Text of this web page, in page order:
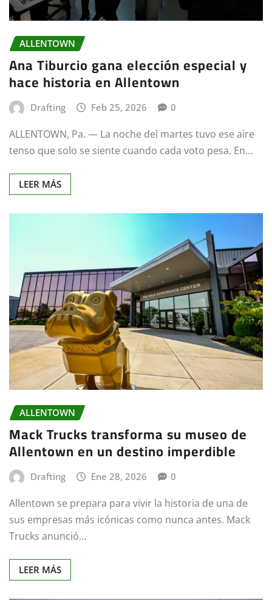
ALLENTOWN
Ana Tiburcio gana elección especial y
hace historia en Allentown
Drafting Feb 25, 2026 0
ALLENTOWN, Pa. — La noche del martes tuvo ese aire
tenso que solo se siente cuando cada voto pesa. En…
LEER MÁS
ALLENTOWN
Mack Trucks transforma su museo de
Allentown en un destino imperdible
Drafting Ene 28, 2026 0
Allentown se prepara para vivir la historia de una de
sus empresas más icónicas como nunca antes. Mack
Trucks anunció…
LEER MÁS